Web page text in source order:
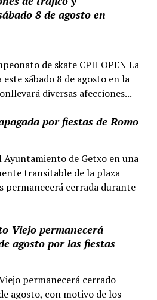
8 de agosto en
de skate CPH OPEN La
sábado 8 de agosto en la
diversas afecciones...
por fiestas de Romo
Ayuntamiento de Getxo en una
transitable de la plaza
permanecerá cerrada durante
Viejo permanecerá
agosto por las fiestas
permanecerá cerrado
agosto, con motivo de los